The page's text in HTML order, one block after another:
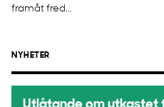
framåt fred...
NYHETER